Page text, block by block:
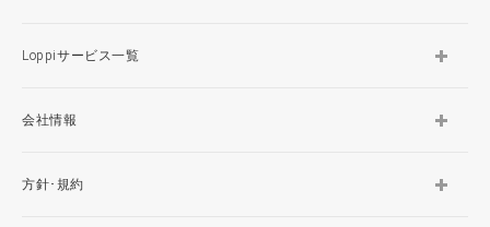
Loppiサービス一覧
会社情報
方針･規約